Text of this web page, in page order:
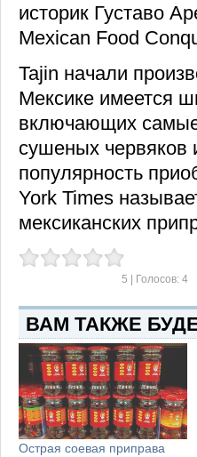
историк Густаво
Mexican Food
Tajin начали
Мексике имеется
включающих
сушеных червяков
популярность
York Times
мексиканских
5 | Голосов: 4
ВАМ ТАКЖЕ
Острая соевая приправа